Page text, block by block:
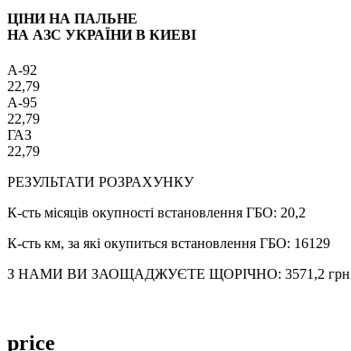
ЦІНИ НА ПАЛЬНЕ
НА АЗС УКРАЇНИ В КИЕВІ
A-92
22,79
A-95
22,79
ГАЗ
22,79
РЕЗУЛЬТАТИ РОЗРАХУНКУ
К-сть місяців окупності встановлення ГБО: 20,2
К-сть км, за які окупиться встановлення ГБО: 16129
З НАМИ ВИ ЗАОЩАДЖУЄТЕ ЩОРІЧНО: 3571,2 грн
price